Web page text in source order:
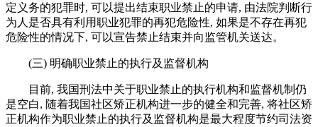
定义务的犯罪时, 可以提出结束职业禁止的申请, 由法院判断行
为人是否具有利用职业犯罪的再犯危险性, 如果是不存在再犯
危险性的情况下, 可以宣告禁止结束并向监管机关送达。
(三) 明确职业禁止的执行及监督机构
目前, 我国刑法中关于职业禁止的执行机构和监督机制仍
是空白, 随着我国社区矫正机构进一步的健全和完善, 将社区矫
正机构作为职业禁止的执行及监督机构是最大程度节约司法资